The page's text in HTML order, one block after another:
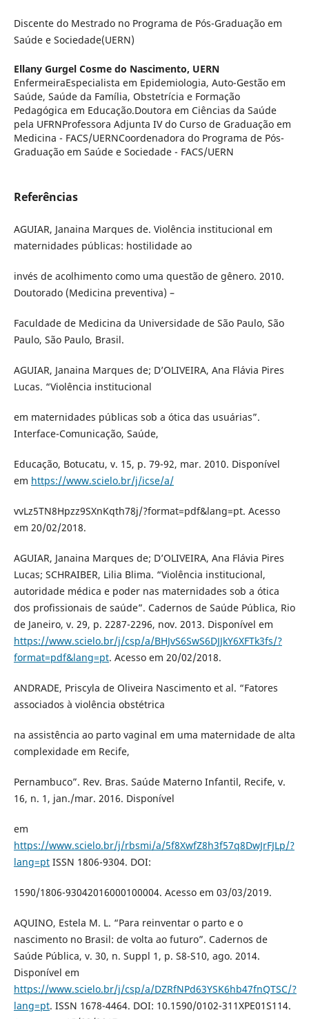
Discente do Mestrado no Programa de Pós-Graduação em
Saúde e Sociedade(UERN)
Ellany Gurgel Cosme do Nascimento, UERN
EnfermeiraEspecialista em Epidemiologia, Auto-Gestão em
Saúde, Saúde da Família, Obstetrícia e Formação
Pedagógica em Educação.Doutora em Ciências da Saúde
pela UFRNProfessora Adjunta IV do Curso de Graduação em
Medicina - FACS/UERNCoordenadora do Programa de Pós-
Graduação em Saúde e Sociedade - FACS/UERN
Referências
AGUIAR, Janaina Marques de. Violência institucional em
maternidades públicas: hostilidade ao
invés de acolhimento como uma questão de gênero. 2010.
Doutorado (Medicina preventiva) –
Faculdade de Medicina da Universidade de São Paulo, São
Paulo, São Paulo, Brasil.
AGUIAR, Janaina Marques de; D’OLIVEIRA, Ana Flávia Pires
Lucas. “Violência institucional
em maternidades públicas sob a ótica das usuárias”.
Interface-Comunicação, Saúde,
Educação, Botucatu, v. 15, p. 79-92, mar. 2010. Disponível
em https://www.scielo.br/j/icse/a/
vvLz5TN8Hpzz9SXnKqth78j/?format=pdf&lang=pt. Acesso
em 20/02/2018.
AGUIAR, Janaina Marques de; D’OLIVEIRA, Ana Flávia Pires
Lucas; SCHRAIBER, Lilia Blima. “Violência institucional,
autoridade médica e poder nas maternidades sob a ótica
dos profissionais de saúde”. Cadernos de Saúde Pública, Rio
de Janeiro, v. 29, p. 2287-2296, nov. 2013. Disponível em
https://www.scielo.br/j/csp/a/BHJvS6SwS6DJJkY6XFTk3fs/?
format=pdf&lang=pt. Acesso em 20/02/2018.
ANDRADE, Priscyla de Oliveira Nascimento et al. “Fatores
associados à violência obstétrica
na assistência ao parto vaginal em uma maternidade de alta
complexidade em Recife,
Pernambuco”. Rev. Bras. Saúde Materno Infantil, Recife, v.
16, n. 1, jan./mar. 2016. Disponível
em
https://www.scielo.br/j/rbsmi/a/5f8XwfZ8h3f57q8DwJrFJLp/?
lang=ptISSN 1806-9304. DOI:
1590/1806-93042016000100004. Acesso em 03/03/2019.
AQUINO, Estela M. L. “Para reinventar o parto e o
nascimento no Brasil: de volta ao futuro”. Cadernos de
Saúde Pública, v. 30, n. Suppl 1, p. S8-S10, ago. 2014.
Disponível em
https://www.scielo.br/j/csp/a/DZRfNPd63YSK6hb47fnQTSC/?
lang=pt. ISSN 1678-4464. DOI: 10.1590/0102-311XPE01S114.